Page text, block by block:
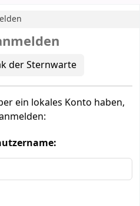
der Sternwarte
ein lokales Konto haben,